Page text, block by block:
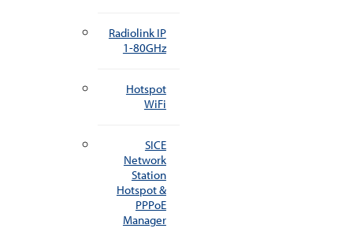
Radiolink IP
1-80GHz
Hotspot
WiFi
SICE
Network
Station
Hotspot &
PPPoE
Manager